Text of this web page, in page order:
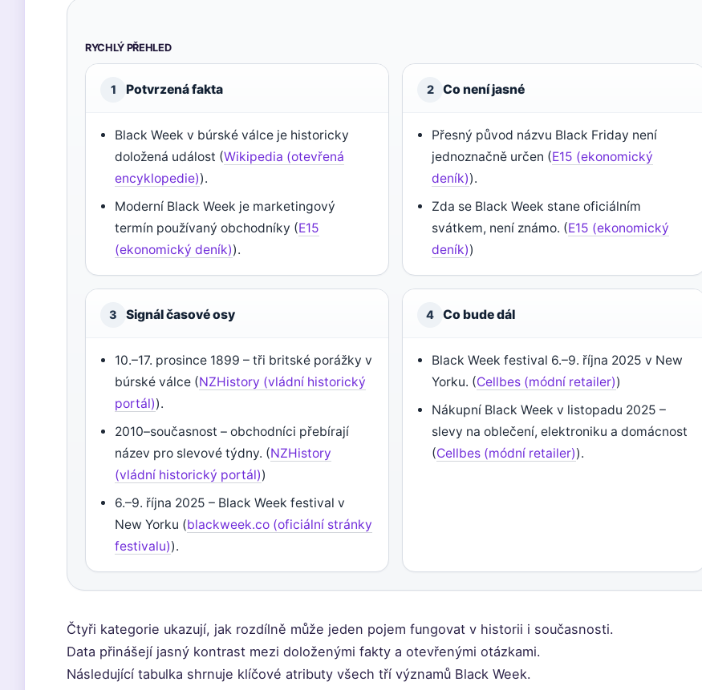
RYCHLÝ PŘEHLED
1 Potvrzená fakta
Black Week v búrské válce je historicky
doložená událost (Wikipedia (otevřená
encyklopedie)).
Moderní Black Week je marketingový
termín používaný obchodníky (E15
(ekonomický deník)).
2 Co není jasné
Přesný původ názvu Black Friday není
jednoznačně určen (E15 (ekonomický
deník)).
Zda se Black Week stane oficiálním
svátkem, není známo. (E15 (ekonomický
deník))
3 Signál časové osy
10.–17. prosince 1899 – tři britské porážky v
búrské válce (NZHistory (vládní historický
portál)).
2010–současnost – obchodníci přebírají
název pro slevové týdny. (NZHistory
(vládní historický portál))
6.–9. října 2025 – Black Week festival v
New Yorku (blackweek.co (oficiální stránky
festivalu)).
4 Co bude dál
Black Week festival 6.–9. října 2025 v New
Yorku. (Cellbes (módní retailer))
Nákupní Black Week v listopadu 2025 –
slevy na oblečení, elektroniku a domácnost
(Cellbes (módní retailer)).
Čtyři kategorie ukazují, jak rozdílně může jeden pojem fungovat v historii i současnosti.
Data přinášejí jasný kontrast mezi doloženými fakty a otevřenými otázkami.
Následující tabulka shrnuje klíčové atributy všech tří významů Black Week.